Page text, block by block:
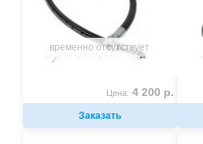
временно отсутствует
Цена: 4 200 р.
Заказать